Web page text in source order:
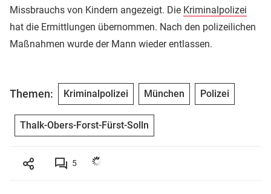
Missbrauchs von Kindern angezeigt. Die Kriminalpolizei
hat die Ermittlungen übernommen. Nach den polizeilichen
Maßnahmen wurde der Mann wieder entlassen.
Themen: Kriminalpolizei München Polizei
Thalk-Obers-Forst-Fürst-Solln
5